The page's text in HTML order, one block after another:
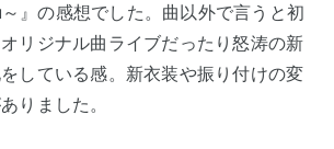
』の感想でした。曲以外で言うと初
リジナル曲ライブだったり怒涛の新
している感。新衣装や振り付けの変
りました。